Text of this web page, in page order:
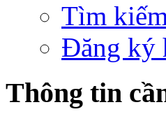
Tìm
Đăng ký
Thông tin